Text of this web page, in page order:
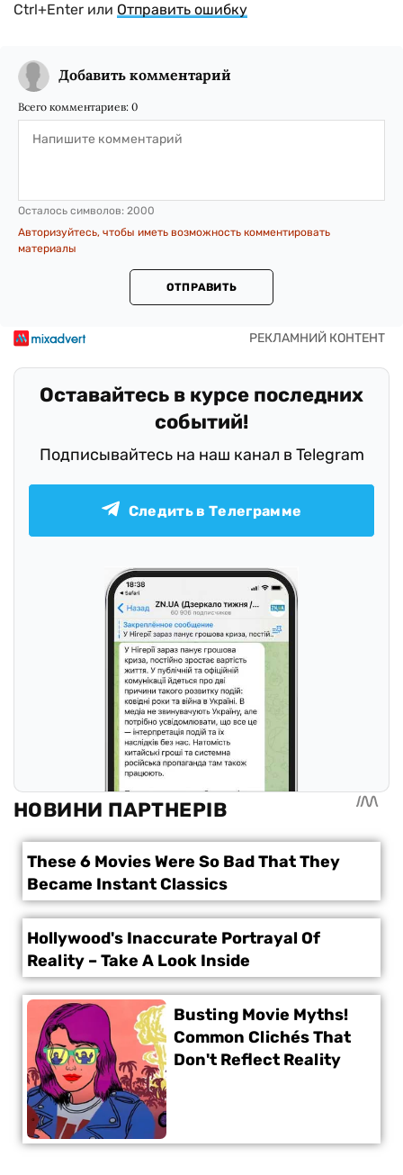
Ctrl+Enter или Отправить ошибку
Добавить комментарий
Всего комментариев: 0
Осталось символов: 2000
Авторизуйтесь, чтобы иметь возможность комментировать
материалы
ОТПРАВИТЬ
Оставайтесь в курсе последних
событий!
Подписывайтесь на наш канал в Telegram
Следить в Телеграмме